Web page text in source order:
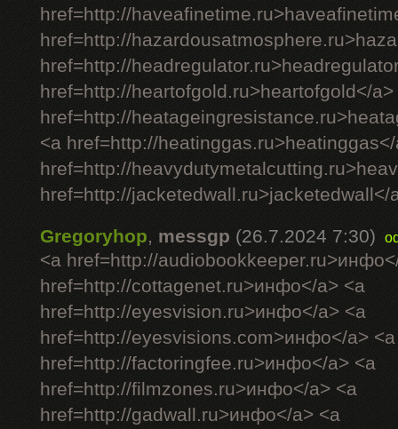
href=http://
href=http://
href=http://
href=http://heartofgold.ru>heartofgold</a>
href=http://
<a href=http://
href=http://
href=http://jacketedwall.ru>jacketedwall</
Gregoryhop,messgp (26.7.2024 7:30)
<a href=http://
href=http://cottagenet.ru>инфо</a> <a
href=http://eyesvision.ru>инфо</a> <a
href=http://eyesvisions.com>инфо</a> <a
href=http://factoringfee.ru>инфо</a> <a
href=http://filmzones.ru>инфо</a> <a
href=http://gadwall.ru>инфо</a> <a